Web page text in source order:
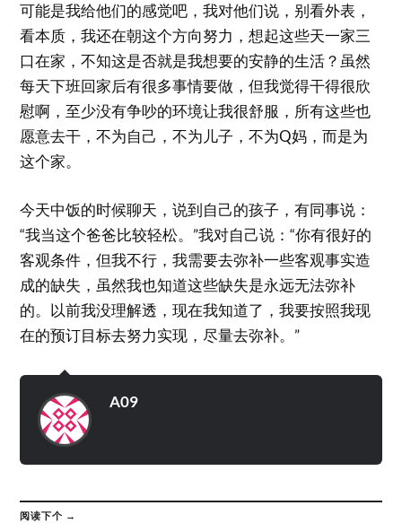
可能是我给他们的感觉吧，我对他们说，别看外表，
看本质，我还在朝这个方向努力，想起这些天一家三
口在家，不知这是否就是我想要的安静的生活？虽然
每天下班回家后有很多事情要做，但我觉得干得很欣
慰啊，至少没有争吵的环境让我很舒服，所有这些也
愿意去干，不为自己，不为儿子，不为Q妈，而是为
这个家。
今天中饭的时候聊天，说到自己的孩子，有同事说：
“我当这个爸爸比较轻松。”我对自己说：“你有很好的
客观条件，但我不行，我需要去弥补一些客观事实造
成的缺失，虽然我也知道这些缺失是永远无法弥补
的。以前我没理解透，现在我知道了，我要按照我现
在的预订目标去努力实现，尽量去弥补。”
A09
阅读下个 →